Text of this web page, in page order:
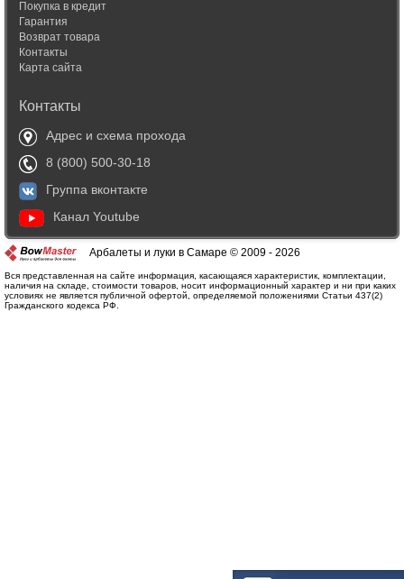
Покупка в кредит
Гарантия
Возврат товара
Контакты
Карта сайта
Контакты
Адрес и схема прохода
8 (800) 500-30-18
Группа вконтакте
Канал Youtube
Арбалеты и луки в Самаре © 2009 - 2026
Вся представленная на сайте информация, касающаяся характеристик, комплектации,
наличия на складе, стоимости товаров, носит информационный характер и ни при каких
условиях не является публичной офертой, определяемой положениями Статьи 437(2)
Гражданского кодекса РФ.